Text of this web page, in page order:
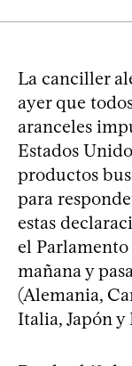
La canciller
ayer que
aranceles
Estados
productos
para
estas
el
mañana y
(Alemania,
Italia, Japón